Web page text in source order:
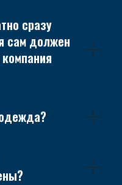
сразу
сам должен